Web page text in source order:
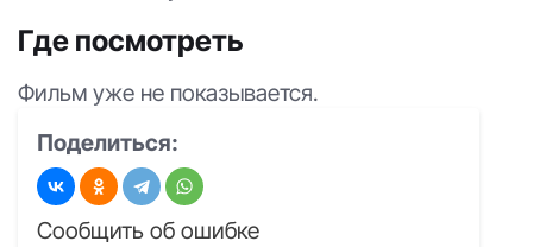
Где посмотреть
Фильм уже не показывается.
Поделиться:
Сообщить об ошибке